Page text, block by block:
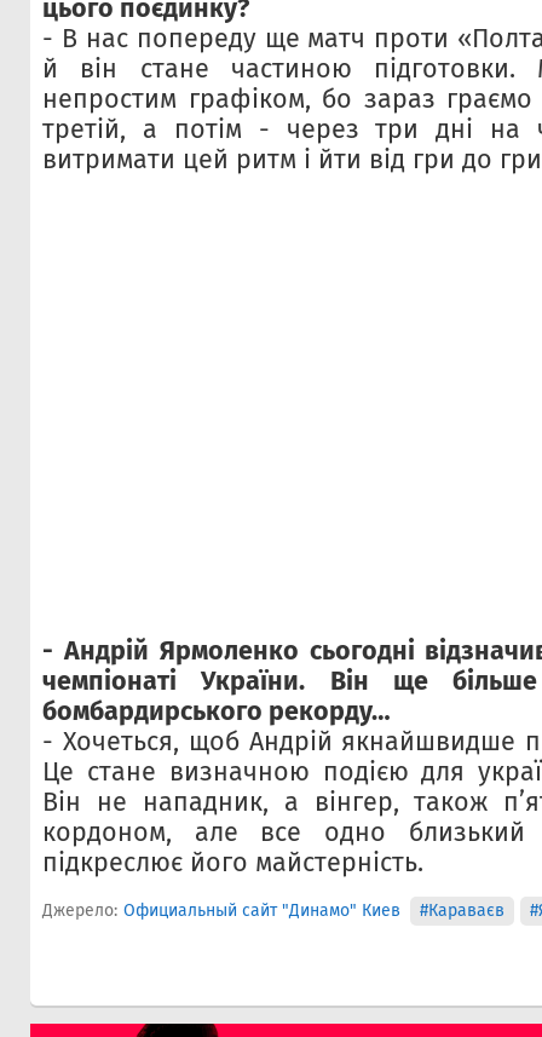
цього поєдинку?
- В нас попереду ще матч проти
й він стане частиною підготовки.
непростим графіком, бо зараз
третій, а потім - через три дні на
витримати цей ритм і йти від гри до
- Андрій Ярмоленко сьогодні
чемпіонаті України. Він ще
бомбардирського рекорду…
- Хочеться, щоб Андрій якнайшвидше
Це стане визначною подією для
Він не нападник, а вінгер, також
кордоном, але все одно
підкреслює його майстерність.
Джерело: Официальный сайт "Динамо" Киев #Караваєв